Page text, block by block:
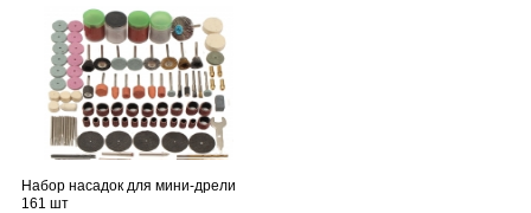
Набор насадок для мини-дрели
161 шт